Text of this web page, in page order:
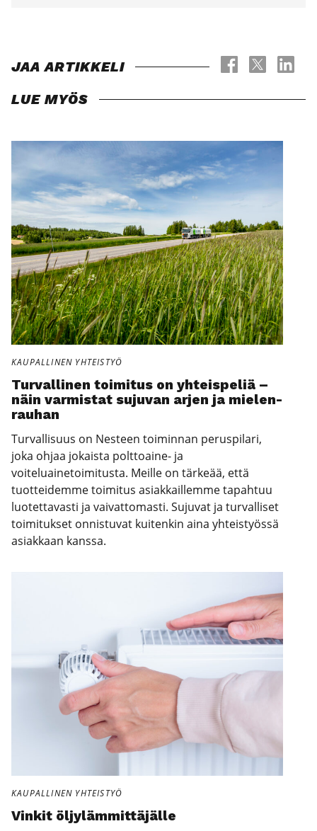
JAA ARTIKKELI
LUE MYÖS
KAUPALLINEN YHTEISTYÖ
Tur­val­li­nen toi­mi­tus on yhteis­pe­liä –
näin var­mis­tat suju­van arjen ja mie­len­
rau­han
Turvallisuus on Nesteen toiminnan peruspilari,
joka ohjaa jokaista polttoaine- ja
voiteluainetoimitusta. Meille on tärkeää, että
tuotteidemme toimitus asiakkaillemme tapahtuu
luotettavasti ja vaivattomasti. Sujuvat ja turvalliset
toimitukset onnistuvat kuitenkin aina yhteistyössä
asiakkaan kanssa.
KAUPALLINEN YHTEISTYÖ
Vin­kit öljy­läm­mit­tä­jäl­le